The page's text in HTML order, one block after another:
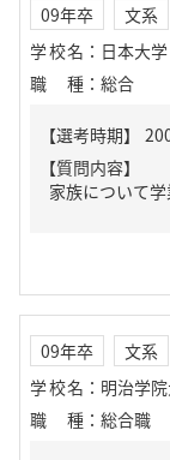
09年卒 文系
学校名 ： 日本大学
職種 ： 総合
【質問内容】
家族について
09年卒 文系
学校名 ： 明治学
職種 ： 総合職